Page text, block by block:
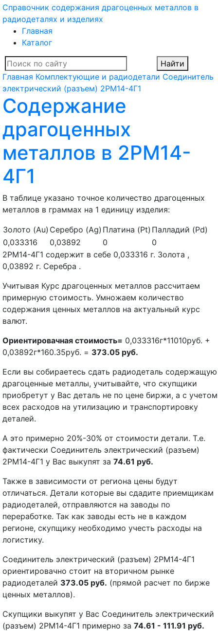
Справочник содержания драгоценных металлов в
радиодеталях и изделиях
Главная
Каталог
Найти
Главная Комплектующие и радиодетали Соединитель
электрический (разъем) 2РМ14-4Г1
Содержание
драгоценных
металлов в 2РМ14-
4Г1
В таблице указано точное количество драгоценных
металлов в граммах на 1 единицу изделия:
Золото (Au) Серебро (Ag) Платина (Pt) Палладий (Pd)
0,033316
0,03892 0
0
2РМ14-4Г1 содержит в себе 0,033316 г. Золота ,
0,03892 г. Серебра .
Учитывая Курс драгоценных металлов рассчитаем
примерную стоимость. Умножаем количество
содержания ценных металлов на актуальный курс
валют.
Ориентировачная стоимость= 0,033316г*11010руб. +
0,03892г*160.35руб. = 373.05 руб.
Если вы собираетесь сдать радиодеталь содержащую
драгоценные металлы, учитывайте, что скупщики
приобретут у Вас деталь не по цене биржи, а с учетом
всех расходов на утилизацию и транспортировку
деталей.
А это примерно 20%-30% от стоимости детали. Т.е.
фактически Соединитель электрический (разъем)
2РМ14-4Г1 у Вас выкупят за 74.61 руб.
Также в зависимости от региона цены будут
отличаться. Детали которые вы сдадите приемщикам
радиодеталей, отправляются на заводы по
переработке. Так как заводы есть не в каждом
регионе, скупщику необходимо учесть расходы на
логистику.
Соединитель электрический (разъем) 2РМ14-4Г1
ориентировачно стоит на вторичном рынке
радиодеталей 373.05 руб. (прямой расчет по бирже
ценных металлов).
Скупщики выкупят у Вас Соединитель электрический
(разъем) 2РМ14-4Г1 примерно за 74.61 - 111.91 руб.